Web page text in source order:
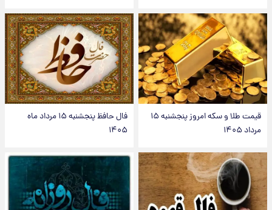
قیمت طلا و سکه امروز پنجشنبه ۱۵
مرداد ۱۴۰۵
فال حافظ پنجشنبه ۱۵ مرداد ماه
۱۴۰۵